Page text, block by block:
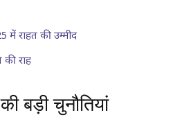
में राहत की उम्मीद
राह
बड़ी चुनौतियां